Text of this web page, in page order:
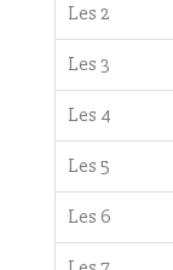
Les 2
Les 3
Les 4
Les 5
Les 6